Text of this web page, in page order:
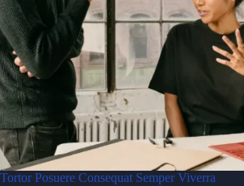
Tortor Posuere Consequat Semper Viverra